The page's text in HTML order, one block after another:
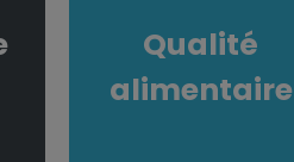
Qualité
alimentaire